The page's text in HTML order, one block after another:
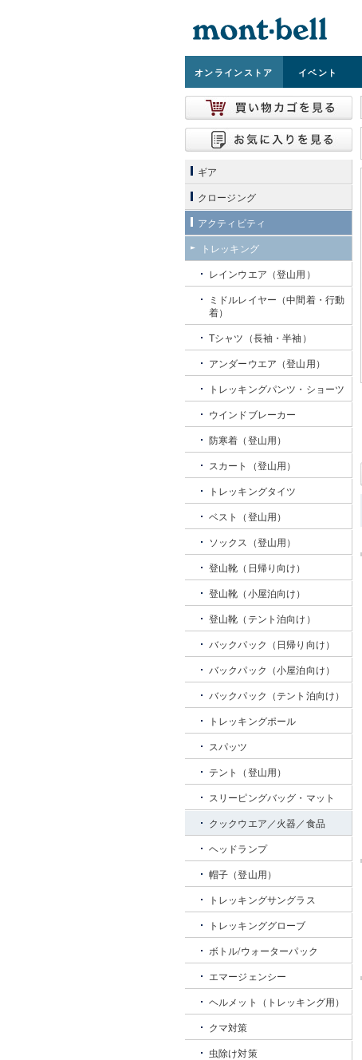
オンラインストア イベント
ギア
クロージング
アクティビティ
トレッキング
レインウエア（登山用）
ミドルレイヤー（中間着・行動
着）
Tシャツ（長袖・半袖）
アンダーウエア（登山用）
トレッキングパンツ・ショーツ
ウインドブレーカー
防寒着（登山用）
スカート（登山用）
トレッキングタイツ
ベスト（登山用）
ソックス（登山用）
登山靴（日帰り向け）
登山靴（小屋泊向け）
登山靴（テント泊向け）
バックパック（日帰り向け）
バックパック（小屋泊向け）
バックパック（テント泊向け）
トレッキングポール
スパッツ
テント（登山用）
スリーピングバッグ・マット
クックウエア／火器／食品
ヘッドランプ
帽子（登山用）
トレッキングサングラス
トレッキンググローブ
ボトル/ウォーターパック
エマージェンシー
ヘルメット（トレッキング用）
クマ対策
虫除け対策